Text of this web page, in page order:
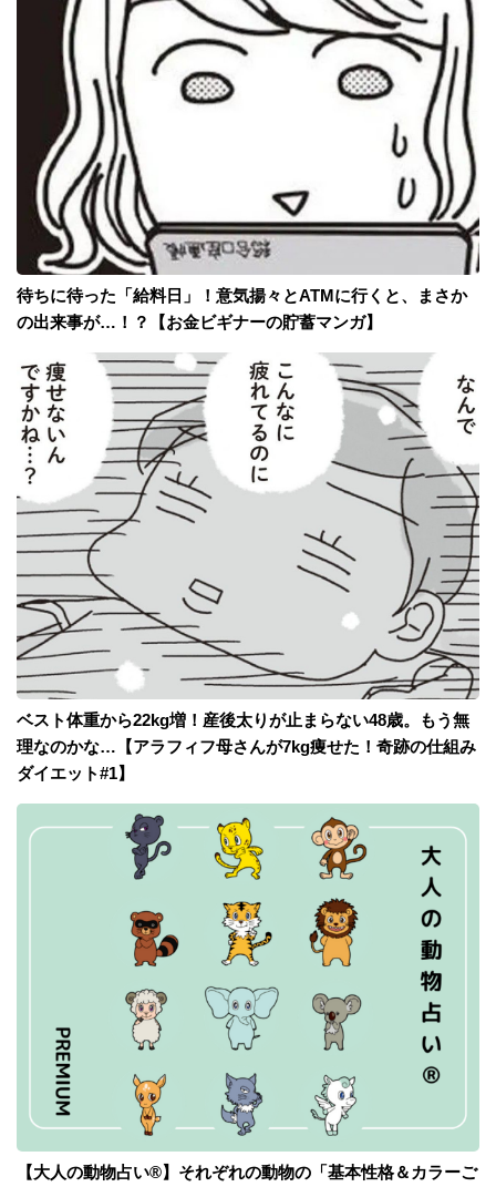
待ちに待った「給料日」！意気揚々とATMに行くと、まさか
の出来事が…！？【お金ビギナーの貯蓄マンガ】
ベスト体重から22kg増！産後太りが止まらない48歳。もう無
理なのかな…【アラフィフ母さんが7kg痩せた！奇跡の仕組み
ダイエット#1】
【大人の動物占い®】それぞれの動物の「基本性格＆カラーご